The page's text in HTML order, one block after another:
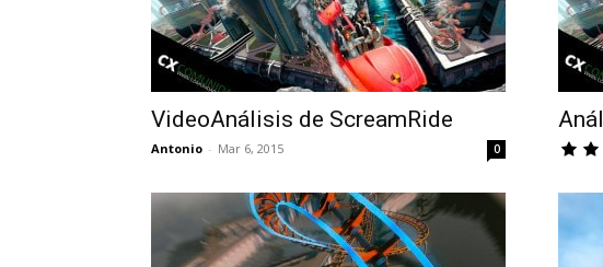
VideoAnálisis de ScreamRide
Antonio - Mar 6, 2015 0